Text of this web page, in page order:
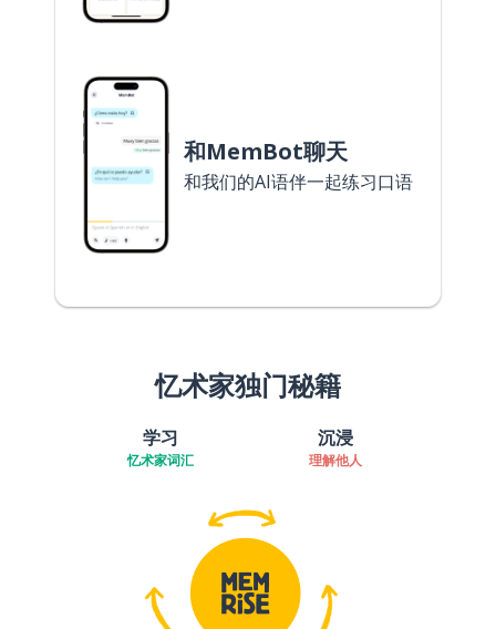
和MemBot聊天
和我们的AI语伴一起练习口语
忆术家独门秘籍
学习
忆术家词汇
沉浸
理解他人